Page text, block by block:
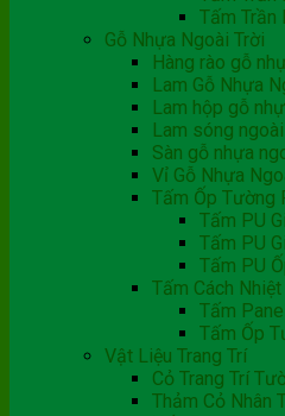
Tấm Trần
Gỗ Nhựa Ngoài Trời
Hàng rào gỗ
Lam Gỗ Nhựa
Lam hộp gỗ
Lam sóng
Sàn gỗ nhựa
Vỉ Gỗ Nhựa
Tấm Ốp Tường
Tấm PU
Tấm PU
Tấm PU
Tấm Cách
Tấm
Tấm Ốp
Vật Liệu Trang Trí
Cỏ Trang Trí
Thảm Cỏ Nhân